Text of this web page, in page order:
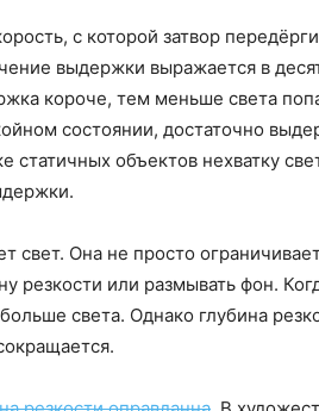
с которой затвор
выдержки выражается в
короче, тем меньше света
состоянии, достаточно
статичных объектов нехватку
свет. Она не просто
резкости или размывать фон.
света. Однако глубина